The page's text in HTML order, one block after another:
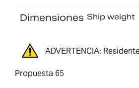
Dimensiones Ship weight
ADVERTENCIA:
Propuesta 65